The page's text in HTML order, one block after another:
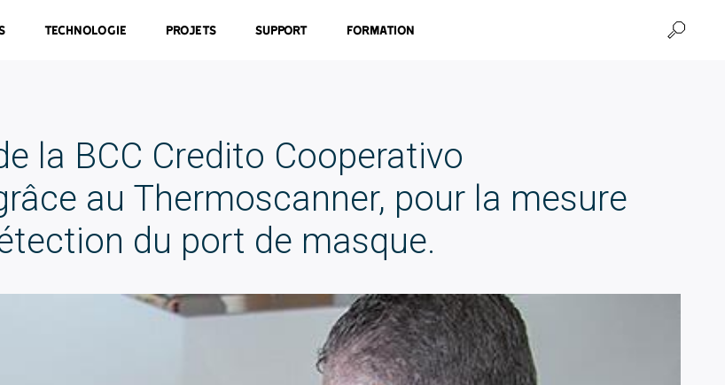
Technologie Projets Support Formation
la BCC Credito Cooperativo
au Thermoscanner, pour la mesure
du port de masque.